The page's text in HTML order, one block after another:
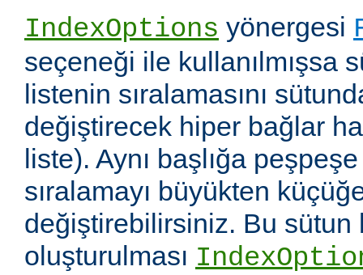
IndexOptions yönergesi
seçeneği ile kullanılmışsa
listenin sıralamasını
değiştirecek hiper bağlar
liste). Aynı başlığa
sıralamayı büyükten
değiştirebilirsiniz. Bu sütun
oluşturulması